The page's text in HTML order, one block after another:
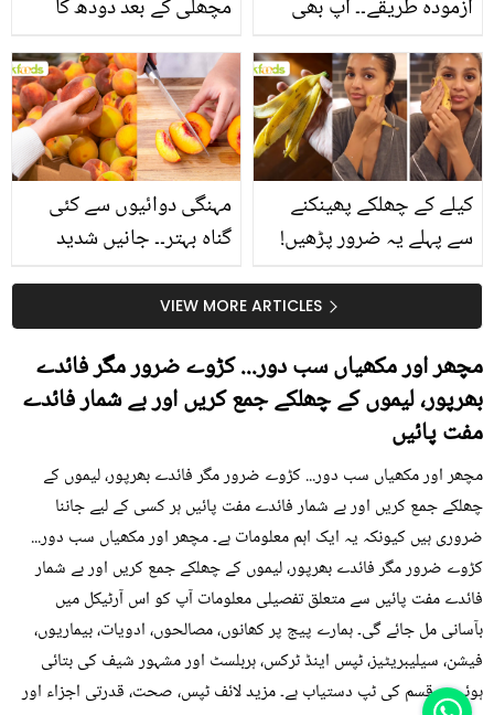
مچھلی کے بعد دودھ کا
سے متعلق غلط فہمیوں کی
حقیقت کیا ہے اور افواہ
کیا؟
آزمودہ طریقے۔۔ آپ بھی
بتائے راز
مہنگی دوائیوں سے کئی
گناہ بہتر۔۔ جانیں شدید
کیوں کھانا چاہیے؟
کیلے کے چھلکے پھینکنے
سے پہلے یہ ضرور پڑھیں!
سستا اور قدرتی حلVIEW MORE ARTICLES
مچھر اور مکھیاں سب دور... کڑوے ضرور مگر فائدے
بھرپور، لیموں کے چھلکے جمع کریں اور بے شمار فائدے
مفت پائيں
مچھر اور مکھیاں سب دور... کڑوے ضرور مگر فائدے بھرپور، لیموں کے
چھلکے جمع کریں اور بے شمار فائدے مفت پائيں ہر کسی کے لیے جاننا
ضروری ہیں کیونکہ یہ ایک اہم معلومات ہے۔ مچھر اور مکھیاں سب دور...
کڑوے ضرور مگر فائدے بھرپور، لیموں کے چھلکے جمع کریں اور بے شمار
فائدے مفت پائيں سے متعلق تفصیلی معلومات آپ کو اس آرٹیکل میں
بآسانی مل جائے گی۔ ہمارے پیج پر کھانوں، مصالحوں، ادویات، بیماریوں،
فیشن، سیلیبریٹیز، ٹپس اینڈ ٹرکس، ہربلسٹ اور مشہور شیف کی بتائی
ہوئی ہر قسم کی ٹپ دستیاب ہے۔ مزید لائف ٹپس، صحت، قدرتی اجزاء اور